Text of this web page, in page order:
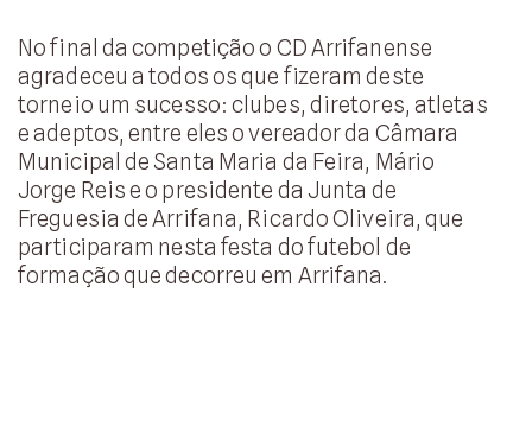
No final da competição o CD Arrifanense
agradeceu a todos os que fizeram deste
torneio um sucesso: clubes, diretores, atletas
e adeptos, entre eles o vereador da Câmara
Municipal de Santa Maria da Feira, Mário
Jorge Reis e o presidente da Junta de
Freguesia de Arrifana, Ricardo Oliveira, que
participaram nesta festa do futebol de
formação que decorreu em Arrifana.